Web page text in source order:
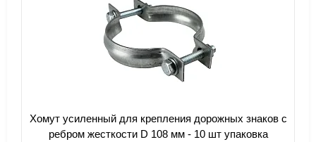
Хомут усиленный для крепления дорожных знаков с
ребром жесткости D 108 мм - 10 шт упаковка